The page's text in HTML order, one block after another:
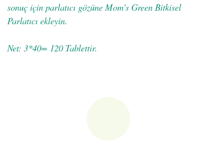
sonuç için parlatıcı gözüne Mom's Green Bitkisel
Parlatıcı ekleyin.
Net: 3*40= 120 Tablettir.